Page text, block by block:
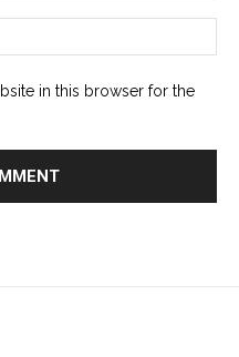
in this browser for the